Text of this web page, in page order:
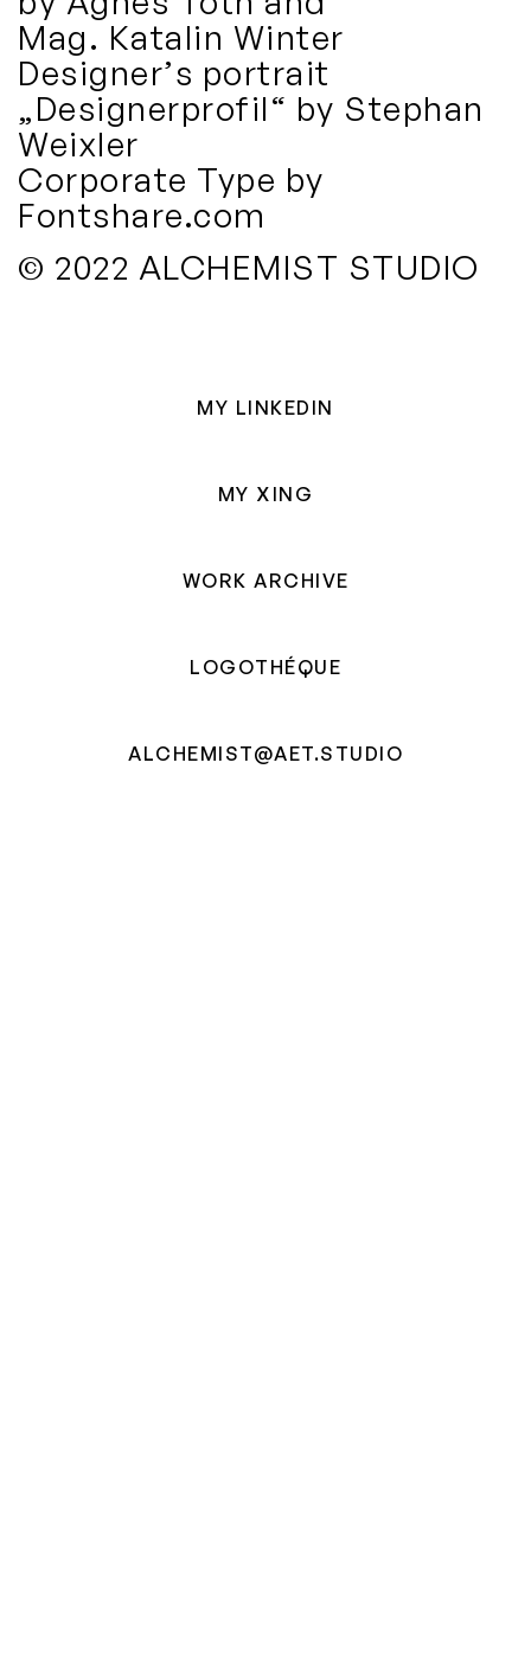
Mag. Katalin Winter
Designer’s portrait
„Designerprofil“ by Stephan
Weixler
Corporate Type by
Fontshare.com
© 2022 ALCHEMIST STUDIO
MY LINKEDIN
MY XING
WORK ARCHIVE
LOGOTHÉQUE
ALCHEMIST@AET.STUDIO